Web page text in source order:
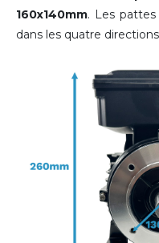
160x140mm. Les
dans les quatre directions